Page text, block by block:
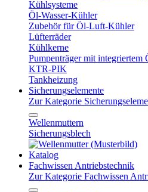
Kühlsysteme
Öl-Wasser-Kühler
Zubehör für Öl-Luft-Kühler
Lüfterräder
Kühlkerne
Pumpenträger mit
KTR-PIK
Tankheizung
Sicherungselemente
Zur Kategorie
Wellenmuttern
Sicherungsblech
Katalog
Fachwissen Antriebstechnik
Zur Kategorie Fachwissen